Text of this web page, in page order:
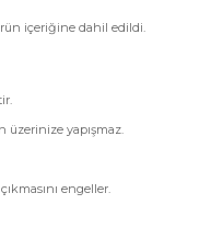
içeriğine dahil edildi.
üzerinize yapışmaz.
engeller.